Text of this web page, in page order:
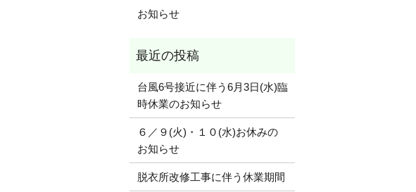
お知らせ
台風6号接近に伴う6月3日(水)臨
時休業のお知らせ
６／９(火)・１０(水)お休みの
お知らせ
脱衣所改修工事に伴う休業期間